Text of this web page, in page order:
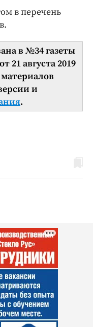
в перечень
в №34 газеты
21 августа 2019
и
.